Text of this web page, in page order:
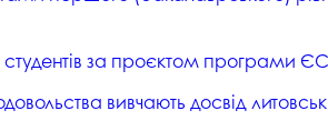
студентів за проєктом програми
вивчають досвід